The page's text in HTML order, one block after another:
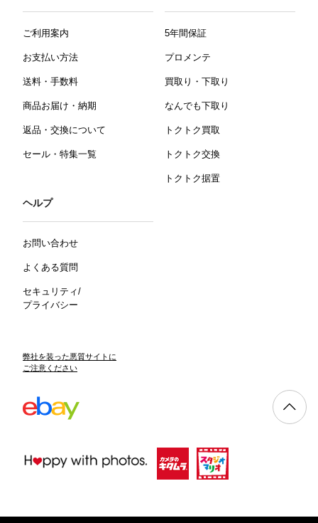
ご利用案内
お支払い方法
送料・手数料
商品お届け・納期
返品・交換について
セール・特集一覧
5年間保証
プロメンテ
買取り・下取り
なんでも下取り
トクトク買取
トクトク交換
トクトク据置
ヘルプ
お問い合わせ
よくある質問
セキュリティ/
プライバシー
弊社を装った悪質サイトに
ご注意ください